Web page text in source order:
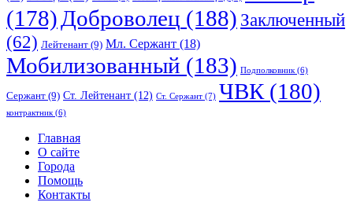
(178) Доброволец (188) Заключенный
(62) Лейтенант (9) Мл. Сержант (18)
Мобилизованный (183) Подполковник (6)
Сержант (9) Ст. Лейтенант (12) Ст. Сержант (7) ЧВК (180)
контрактник (6)
Исследовать
Главная
О сайте
Города
Помощь
Контакты